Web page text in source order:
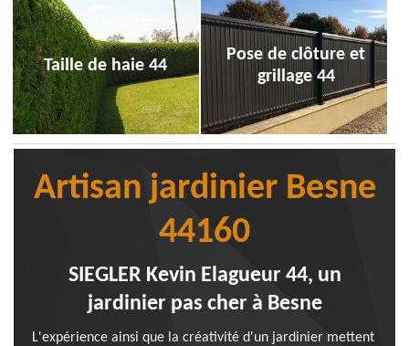
Taille de haie 44
Pose de clôture et
grillage 44
Artisan jardinier Besne
44160
SIEGLER Kevin Elagueur 44, un
jardinier pas cher à Besne
L'expérience ainsi que la créativité d'un jardinier mettent